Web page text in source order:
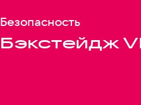
Безопасность
Бэкстейдж